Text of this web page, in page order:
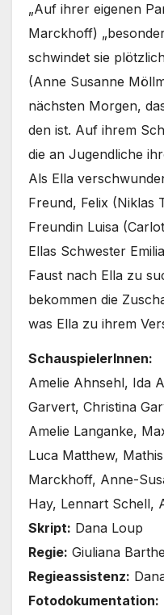
„Auf ihrer eige­nen
Marck­hoff)
schwin­det sie
(Anne Susan­ne
nächs­ten Mor­gen,
den ist. Auf ihrem
die an Jugend­li­che
Als Ella
Freund, Felix (Niklas
Freun­din Lui­sa
Ellas Schwes­ter
Faust nach Ella zu
bekom­men die
was Ella zu ihrem
Schau­spie­le­rIn­nen:
Ame­lie Ahn­sehl, Ida
Gar­vert, Chris­ti­na
Ame­lie Lang­an­ke,
Luca Matthew,
Marck­hoff, Anne-
Hay, Lenn­art Schell,
Skript: Dana Loup
Regie: Giu­lia­na
Regie­as­sis­tenz:
Foto­do­ku­men­ta­ti­on: